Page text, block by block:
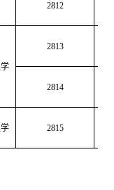
2812
2813
2814
2815